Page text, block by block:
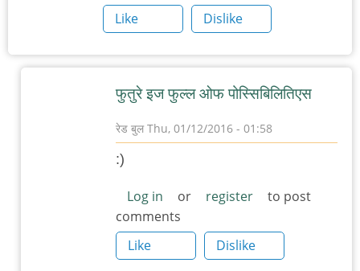
Like
Dislike
फुतुरे इज फुल्ल ओफ पोस्सिबिलितिएस
रेड बुल Thu, 01/12/2016 - 01:58
reply
Force
2
नावाचा
:)
Log in or register
to post
comments
Like
Dislike